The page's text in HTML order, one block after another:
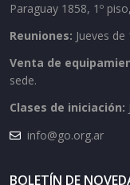
Paraguay 1858, 1º
Reuniones: Jueves
Venta de
sede.
Clases de iniciación:
info@go.org.ar
BOLETÍN DE